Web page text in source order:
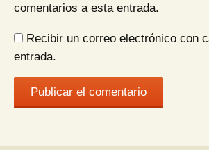
comentarios a esta entrada.
Recibir un correo electrónico con
entrada.